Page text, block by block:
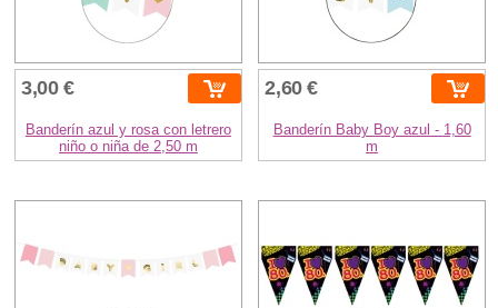
3,00 €
Banderín azul y rosa con letrero
niño o niña de 2,50 m
2,60 €
Banderín Baby Boy azul - 1,60
m